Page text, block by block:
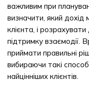
важливим при
визначити, який
клієнта, і
підтримку взаємодії.
приймати правильні
вибираючи такі
найцінніших клієнтів.